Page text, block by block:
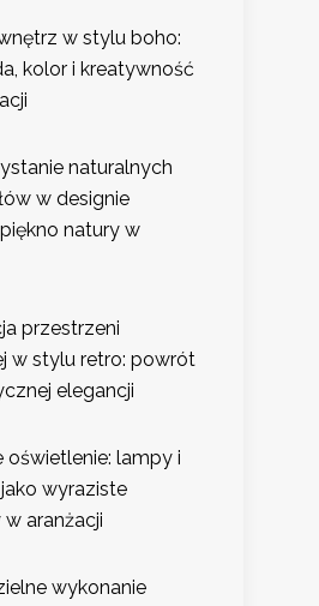
w stylu boho:
kolor i kreatywność
naturalnych
w designie
natury w
przestrzeni
w stylu retro: powrót
elegancji
oświetlenie: lampy i
wyraziste
aranżacji
wykonanie